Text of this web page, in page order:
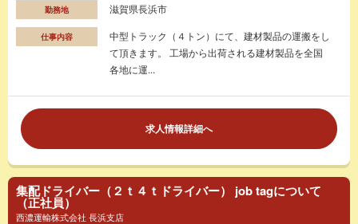
勤務地 滋賀県長浜市
仕事内容
中型トラック（４トン）にて、建材製品の運搬をし
て頂きます。 工場から出荷される建材製品を全国
各地に運...
求人情報詳細へ
集配ドライバー（２ｔ４ｔドライバー） job tagについて
（正社員）
西濃運輸株式会社 長浜支店